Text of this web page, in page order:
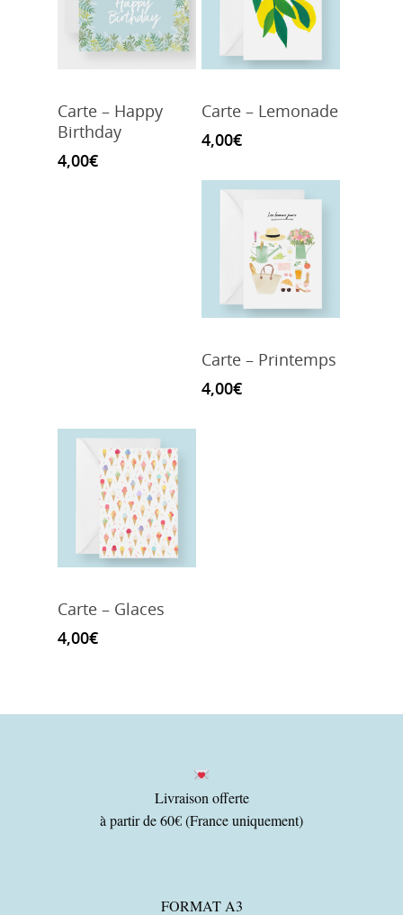
Carte – Happy
Birthday
4,00€
Carte – Lemonade
4,00€
Carte – Printemps
4,00€
Carte – Glaces
4,00€
Livraison offerte
à partir de 60€ (France uniquement)
FORMAT A3